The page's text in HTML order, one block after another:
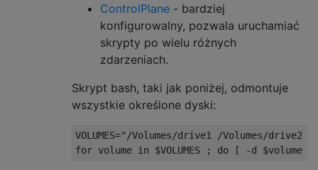
ControlPlane - bardziej
konfigurowalny, pozwala uruchamiać
skrypty po wielu różnych
zdarzeniach.
Skrypt bash, taki jak poniżej, odmontuje
wszystkie określone dyski:
VOLUMES="/Volumes/drive1 /Volumes/drive2